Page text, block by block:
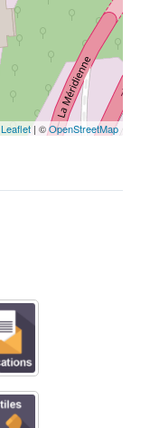
Leaflet | ©OpenStreetMap